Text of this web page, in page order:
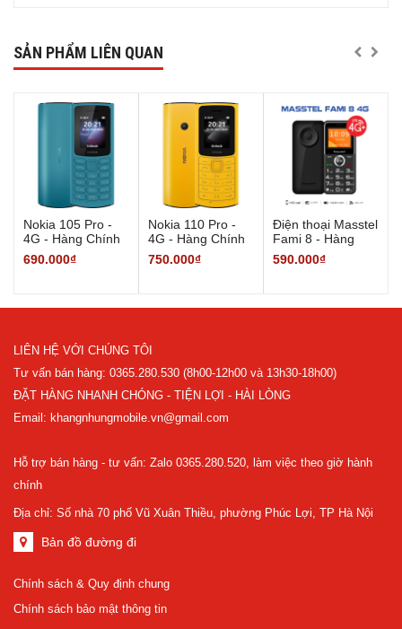
SẢN PHẨM LIÊN QUAN
Nokia 105 Pro -
4G - Hàng Chính
Hãng
690.000₫
Nokia 110 Pro -
4G - Hàng Chính
Hãng
750.000₫
Điện thoại Masstel
Fami 8 - Hàng
Chính Hãng
590.000₫
LIÊN HỆ VỚI CHÚNG TÔI
Tư vấn bán hàng: 0365.280.530 (8h00-12h00 và 13h30-18h00)
ĐẶT HÀNG NHANH CHÓNG - TIỆN LỢI - HÀI LÒNG
Email: khangnhungmobile.vn@gmail.com
Hỗ trợ bán hàng - tư vấn: Zalo 0365.280.520, làm việc theo giờ hành
chính
Địa chỉ: Số nhà 70 phố Vũ Xuân Thiều, phường Phúc Lợi, TP Hà Nội
Bản đồ đường đi
Chính sách & Quy định chung
Chính sách bảo mật thông tin